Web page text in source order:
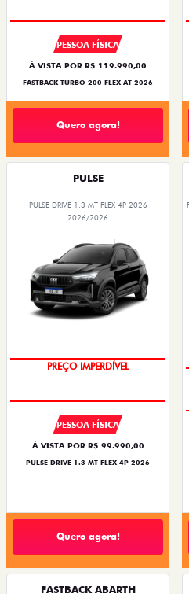
PESSOA FÍSICA
À VISTA POR R$ 119.990,00
FASTBACK TURBO 200 FLEX AT 2026
Quero agora!
PULSE
PULSE DRIVE 1.3 MT FLEX 4P 2026
2026/2026
OPORTUNIDADE
PESSOA FÍSICA
À VISTA POR R$ 99.990,00
PULSE DRIVE 1.3 MT FLEX 4P 2026
Quero agora!
FASTBACK ABARTH